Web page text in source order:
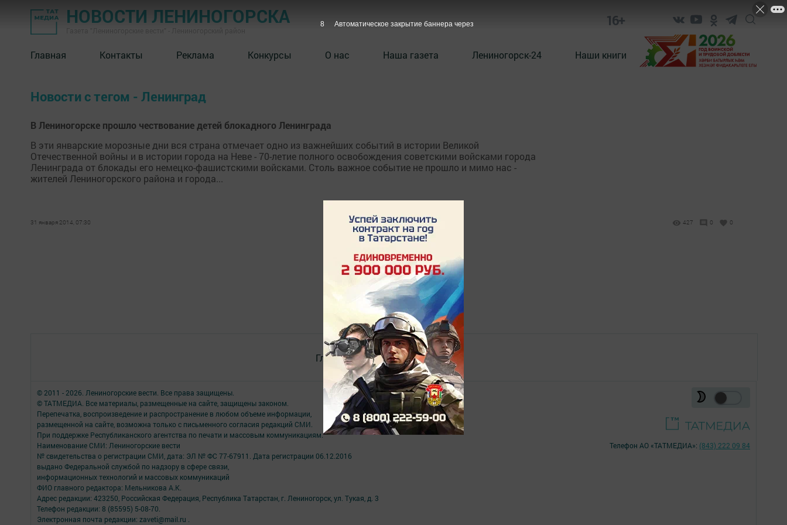
НОВОСТИ ЛЕНИНОГОРСКА 16+
Главная Контакты Реклама Конкурсы О нас Наша газета Лениногорск-24 Наши книги
Новости с тегом - Ленинград
В Лениногорске прошло чествование детей блокадного Ленинграда
В эти январские морозные дни вся страна отмечает одно из важнейших событий в истории Великой
Отечественной войны и в истории города на Неве - 70-летие полного освобождения советскими войсками города
Ленинграда от блокады его немецко-фашистскими войсками. Столь важное событие не прошло и мимо нас -
жителей Лениногорского района и города...
31 января 2014, 07:30 427 0 0
Главная Контакты Разное
© 2011 - 2026. Лениногорские вести. Все права защищены.
© ТАТМЕДИА. Все материалы, размещенные на сайте, защищены законом.
Перепечатка, воспроизведение и распространение в любом объеме информации,
размещенной на сайте, возможна только с письменного согласия редакций СМИ.
При поддержке Республиканского агентства по печати и массовым коммуникациям.
Наименование СМИ: Лениногорские вести
№ свидетельства о регистрации СМИ, дата: ЭЛ № ФС 77-67911. Дата регистрации 06.12.2016
выдано Федеральной службой по надзору в сфере связи,
информационных технологий и массовых коммуникаций
ФИО главного редактора: Мельникова А.К.
Адрес редакции: 423250, Российская Федерация, Республика Татарстан, г. Лениногорск, ул. Тукая, д. 3
Телефон редакции: 8 (85595) 5-08-70.
Электронная почта редакции: zaveti@mail.ru .
Телефон АО «ТАТМЕДИА»: (843) 222 09 84
8 Автоматическое закрытие баннера через